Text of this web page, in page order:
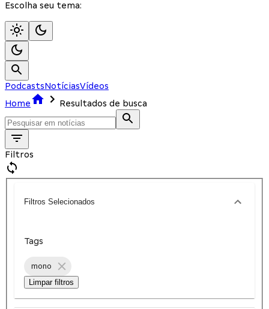
Escolha seu tema:
PodcastsNotíciasVídeos
Home
Resultados de busca
Filtros
Filtros Selecionados
Tags
mono
Limpar filtros